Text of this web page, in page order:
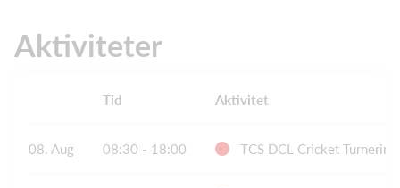
Aktiviteter
Tid Aktivitet
08. Aug 08:30 - 18:00 TCS DCL Cricket Turnering